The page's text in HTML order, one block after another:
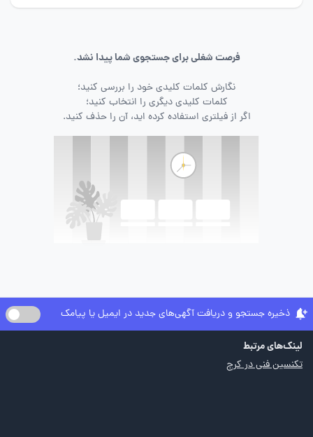
فرصت شغلی برای جستجوی شما پیدا نشد.
نگارش کلمات کلیدی خود را بررسی کنید؛
کلمات کلیدی دیگری را انتخاب کنید؛
اگر از فیلتری استفاده کرده اید، آن را حذف کنید.
ذخیره جستجو و دریافت آگهی‌های جدید در ایمیل یا پیامک
لینک‌های مرتبط
تکنسین فنی در کرج